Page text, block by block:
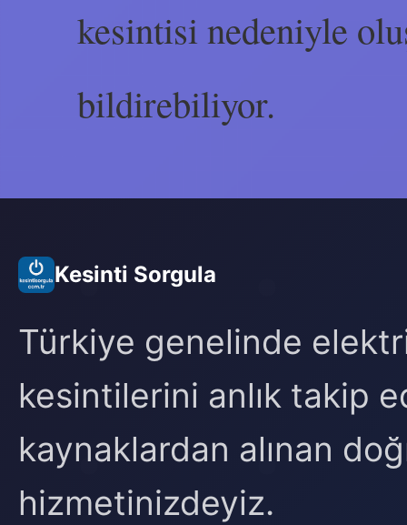
kesintisi nedeniyle
bildirebiliyor.
Kesinti Sorgula
Türkiye genelinde
kesintilerini anlık takip
kaynaklardan alınan
hizmetinizdeyiz.